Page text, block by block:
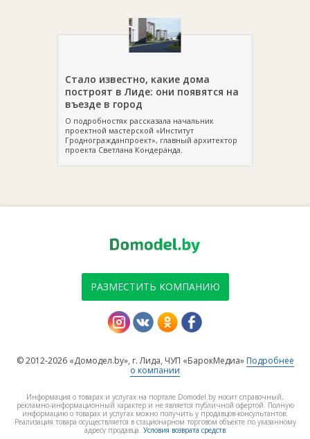
Стало известно, какие дома
построят в Лиде: они появятся на
въезде в город
О подробностях рассказала начальник
проектной мастерской «Институт
Гродногражданпроект», главный архитектор
проекта Светлана Кондеранда.
РАЗМЕСТИТЬ КОМПАНИЮ
© 2012-2026 «Домодел.by», г. Лида, ЧУП «БарокМедиа» Подробнее
о компании
Информация о товарах и услугах на портале Domodel.by носит справочный,
рекламно-информационный характер и не является публичной офертой. Полную
информацию о товарах и услугах можно получить у продавцов-консультантов.
Реализация товара осуществляется в стационарном торговом объекте по указанному
адресу продавца. Условия возврата средств